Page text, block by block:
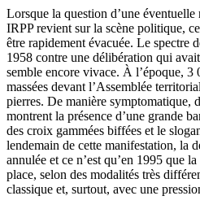
Lorsque la question d’une
IRPP revient sur la scène politique,
être rapidement évacuée. Le spectre
1958 contre une délibération qui
semble encore vivace. À l’époque, 3
massées devant l’Assemblée
pierres. De manière symptomatique,
montrent la présence d’une grande
des croix gammées biffées et le
lendemain de cette manifestation, la
annulée et ce n’est qu’en 1995 que
place, selon des modalités très
classique et, surtout, avec une